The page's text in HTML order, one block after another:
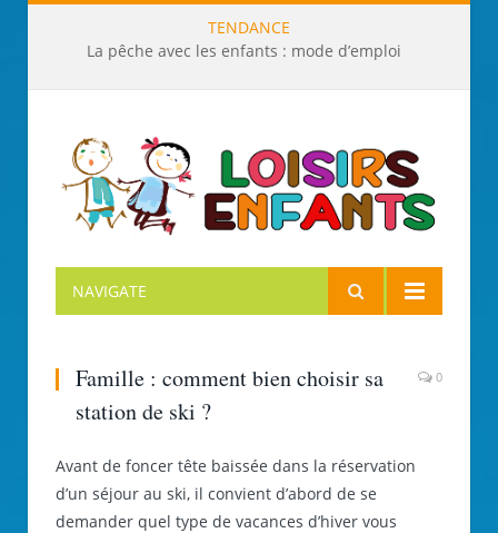
TENDANCE
La pêche avec les enfants : mode d’emploi
NAVIGATE
Famille : comment bien choisir sa
station de ski ?
0
Avant de foncer tête baissée dans la réservation
d’un séjour au ski, il convient d’abord de se
demander quel type de vacances d’hiver vous